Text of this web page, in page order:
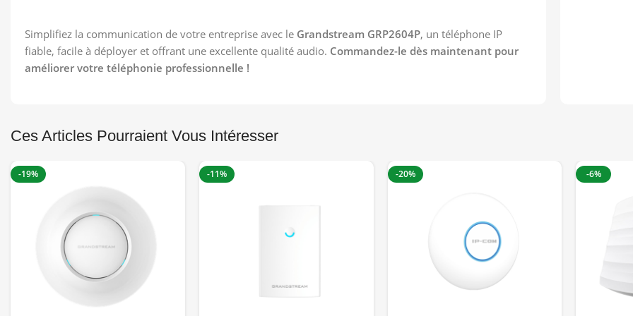
Simplifiez la communication de votre entreprise avec le Grandstream GRP2604P, un téléphone IP
fiable, facile à déployer et offrant une excellente qualité audio. Commandez-le dès maintenant pour
améliorer votre téléphonie professionnelle !
Ces Articles Pourraient Vous Intéresser
-19% -11% -20% -6%